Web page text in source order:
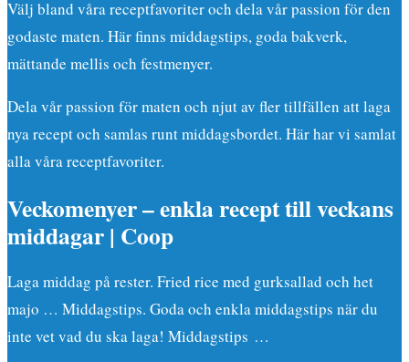
Välj bland våra receptfavoriter och dela vår passion för den
godaste maten. Här finns middagstips, goda bakverk,
mättande mellis och festmenyer.
Dela vår passion för maten och njut av fler tillfällen att laga
nya recept och samlas runt middagsbordet. Här har vi samlat
alla våra receptfavoriter.
Veckomenyer – enkla recept till veckans
middagar | Coop
Laga middag på rester. Fried rice med gurksallad och het
majo … Middagstips. Goda och enkla middagstips när du
inte vet vad du ska laga! Middagstips …